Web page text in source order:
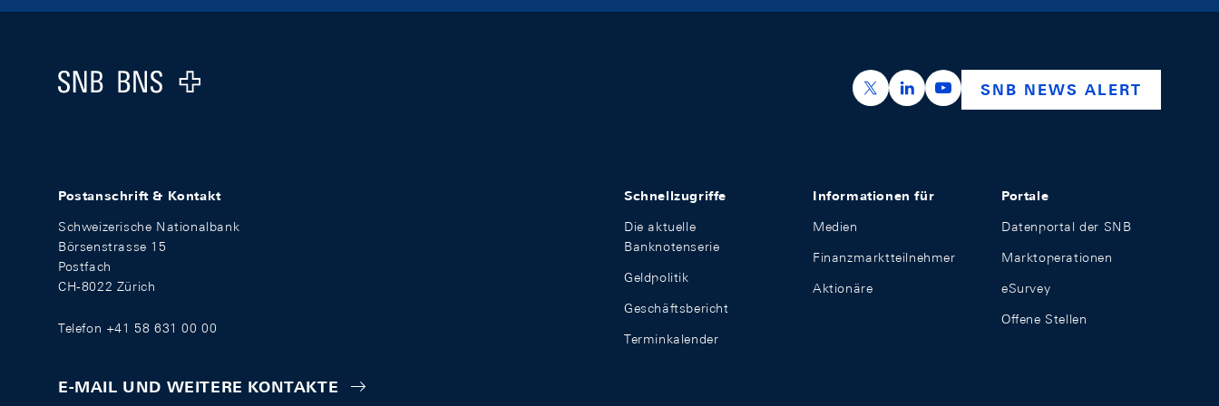
Logo
https://x.com/snb_bns
https://ch.linkedin.com/company/swiss-
https://www.youtube.com/
SNB NEWS ALERT
Postanschrift & Kontakt
Schweizerische Nationalbank
Börsenstrasse 15
Postfach
CH-8022 Zürich
Telefon +41 58 631 00 00
E-MAIL UND WEITERE KONTAKTE
Schnellzugriffe
Die aktuelle
Banknotenserie
Geldpolitik
Geschäftsbericht
Terminkalender
Informationen für
Medien
Finanzmarktteilnehmer
Aktionäre
Portale
Datenportal der SNB
Marktoperationen
eSurvey
Offene Stellen